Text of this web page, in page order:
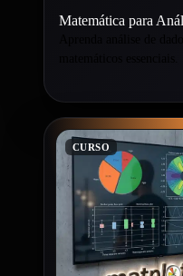
Matemática para
Aprenda análise de
CURSO